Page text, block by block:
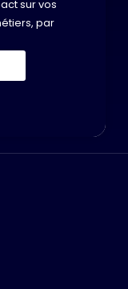
sur vos
par